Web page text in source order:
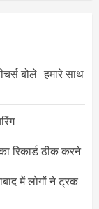
बोले- हमारे साथ
रिकार्ड ठीक करने
में लोगों ने ट्रक